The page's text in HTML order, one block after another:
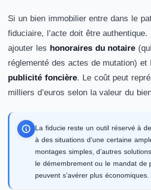
Si un bien immobilier entre dans le
fiduciaire, l’acte doit être
ajouter les honoraires du notaire
réglementé des actes de mutation) et
publicité foncière. Le coût peut
milliers d’euros selon la valeur du
La fiducie reste un outil réservé à
à des situations d’une certaine
montages simples, d’autres
le démembrement ou le mandat de
peuvent s’avérer plus économiques.